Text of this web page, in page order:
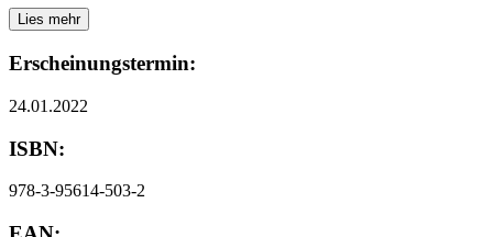
Lies mehr
Erscheinungstermin:
24.01.2022
ISBN:
978-3-95614-503-2